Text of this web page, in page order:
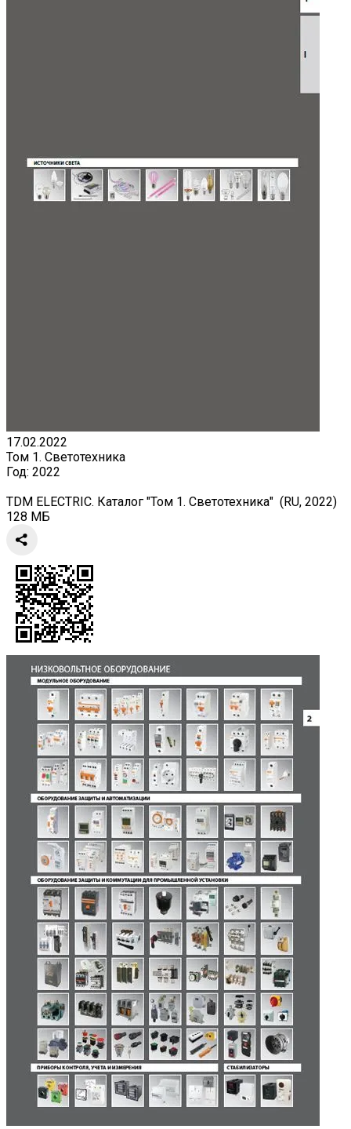
17.02.2022
Том 1. Светотехника
Год: 2022
TDM ELECTRIC. Каталог "Том 1. Светотехника" (RU, 2022)
128 МБ